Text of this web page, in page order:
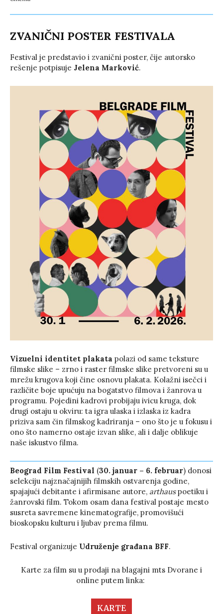
ZVANIČNI POSTER FESTIVALA
Festival je predstavio i zvanični poster, čije autorsko
rešenje potpisuje Jelena Marković.
Vizuelni identitet plakata polazi od same teksture
filmske slike – zrno i raster filmske slike pretvoreni su u
mrežu krugova koji čine osnovu plakata. Kolažni isečci i
različite boje upućuju na bogatstvo filmova i žanrova u
programu. Pojedini kadrovi probijaju ivicu kruga, dok
drugi ostaju u okviru: ta igra ulaska i izlaska iz kadra
priziva sam čin filmskog kadriranja – ono što je u fokusu i
ono što namerno ostaje izvan slike, ali i dalje oblikuje
naše iskustvo filma.
Beograd Film Festival (30. januar – 6. februar) donosi
selekciju najznačajnijih filmskih ostvarenja godine,
spajajući debitante i afirmisane autore, arthauspoetiku i
žanrovski film. Tokom osam dana festival postaje mesto
susreta savremene kinematografije, promovišući
bioskopsku kulturu i ljubav prema filmu.
Festival organizuje Udruženje građana BFF.
Karte za film su u prodaji na blagajni mts Dvorane i
online putem linka:
KARTE